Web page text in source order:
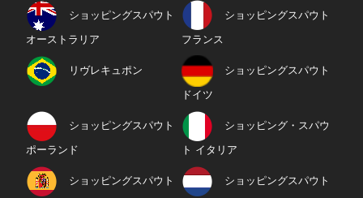
ショッピングスパウト
オーストラリア
ショッピングスパウト
フランス
リヴレキュポン ショッピングスパウト
ドイツ
ショッピングスパウト
ポーランド
ショッピング・スパウ
ト イタリア
ショッピングスパウト ショッピングスパウト